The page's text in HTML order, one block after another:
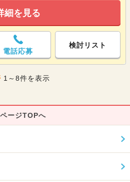
細を見る
電話応募
検討リスト
1～8件を表示
ページTOPへ